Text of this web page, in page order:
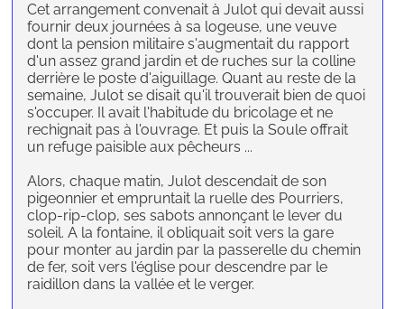
Cet arrangement convenait à Julot qui devait aussi
fournir deux journées à sa logeuse, une veuve
dont la pension militaire s'augmentait du rapport
d'un assez grand jardin et de ruches sur la colline
derrière le poste d'aiguillage. Quant au reste de la
semaine, Julot se disait qu'il trouverait bien de quoi
s'occuper. Il avait l'habitude du bricolage et ne
rechignait pas à l'ouvrage. Et puis la Soule offrait
un refuge paisible aux pêcheurs ...
Alors, chaque matin, Julot descendait de son
pigeonnier et empruntait la ruelle des Pourriers,
clop-rip-clop, ses sabots annonçant le lever du
soleil. A la fontaine, il obliquait soit vers la gare
pour monter au jardin par la passerelle du chemin
de fer, soit vers l'église pour descendre par le
raidillon dans la vallée et le verger.